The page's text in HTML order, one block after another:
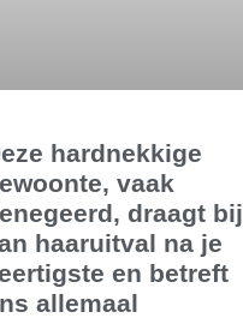
hardnekkige
vaak
draagt bij
haaruitval na je
en betreft
allemaal